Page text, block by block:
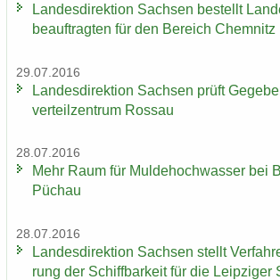
Lan­des­di­rek­ti­on Sach­sen be­stellt
be­auf­trag­ten für den Be­reich Chem­nitz
29.07.2016
Lan­des­di­rek­ti­on Sach­sen prüft
ver­teil­zen­trum Ros­sau
28.07.2016
Mehr Raum für Mul­de­hoch­was­ser bei
Püchau
28.07.2016
Lan­des­di­rek­ti­on Sach­sen stellt
rung der Schiff­bar­keit für die Leip­zi­ger